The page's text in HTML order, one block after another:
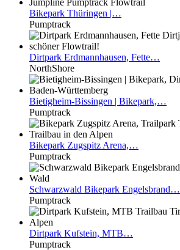
Bikepark Thüringen |…
Pumptrack
Dirtpark Erdmannhausen, Fette…
NorthShore
Bietigheim-Bissingen | Bikepark,…
Pumptrack
Bikepark Zugspitz Arena,…
Pumptrack
Schwarzwald Bikepark Engelsbrand…
Pumptrack
Dirtpark Kufstein, MTB…
Pumptrack